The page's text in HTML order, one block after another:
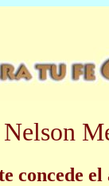
concede el